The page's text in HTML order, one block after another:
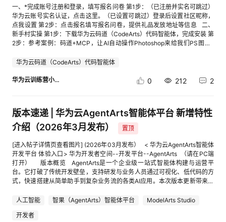
即用的分布式推理负载编排解决方案，旨在以客观的工程指标提升 LLM 在
生产环境中的实际运行效率。 了解完整的部署指南与架构细节，欢迎访
问 Kthena [3]官方文档或访问 GitHub 仓库 (volcano-sh/kthena[4])。 相
关链接： [1] Deepseek-v4部署脚本 modelserving:cid:link_0 [2]
Deepseek-v4部署脚本 router: cid:link_1 [3] Kthena官网:
迎Star★，Fork，来 Kthena 社区一起玩转LLM推理！ [进入帖子详情页查
看图片] 关注魔方公众号，获取更多前沿资讯 添加社区小助手k8s2222，进
入技术交流群 [进入帖子详情页查看图片]
定基础 前置准备 Windows 10/11操作系统 MaaS服务API Key，文本生成和
图片生成 华为云MaaS平台大模型Tokens福利领取： 1）方式一：登录华为
开发者空间，参考案例《华为开发者空间 - ModelArts Studio大模型通用代
金券领取使用指导》中的“二、 开通MaaS平台大模型”章节内容领取代金
券，下述案例以配置glm-5.1和qwen-image为例，建议在此开通这两个模
录华为开发者空间，参考案例《华为云MaaS平台大模型Tokens领取使用指
DeepSeek V3系列大模型Tokens代金券，购买ModelArts Studio
JiuwenSwarm产品页面：cid:link_5。 2.选择“Windows”平台，点击“立即
下载”按钮，下载安装包。 [进入帖子详情页查看图片] 3.安装包名称：
“JiuwenSwarm-setup-0.2.0.exe”（版本号可能更新）。 二、安装
JiuwenSwarm 1.双击下载的安装包启动安装程序，并根据提示完成安装。
2.建议安装目录使用默认路径。 3.建议使用默认配置安装。 三、完成
JiuwenSwarm配置 1.打开JiuwenSwarm客户端，点击左边侧栏“配置信
息”。 2.完成主对话模型配置和视觉模型配置，本次案例使用的华为云
ModelArts平台中提供MaaS服务，主对话模型使用glm-5.1，视觉理解模型
选择qwen-image，参考配置方式如下： [进入帖子详情页查看图片] 3.主对
息： [进入帖子详情页查看图片] 5.完成配置后，切记点击右上角的“保存”按
technical-blog-generator技能 1.点击左边侧栏的“技能”，并选择“技能广
一、*完成账号注册和登录，填写报名问卷 第1步：（已注册并实名可跳过）
华为云账号实名认证，点击这里。（已设置可跳过）登录后设置社区昵称，
点我设置 第2步：点击报名填写报名问卷，提供礼品发放地址等信息 二、
新手村实操 第1步：下载华为云码道（CodeArts）代码智能体，完成安装 第
2步：参考案例：码道+MCP，让AI自动操作Photoshop来给我们PS图片
实操截图需完整显示代码界面+用户名，将用于后续识别盖楼用户，获奖公
程 （1）投稿时间：2026年4月8日-4月10日 （2）联合评审：2026年4月
前50名，每人可获得价值50元华为云代金券。 注意事项： （1）有效参与
是指按照要求参与新手实操并完整截图。 （2）同一华为云账户可多次参与
实操，但仅限获奖一次。 （3）实操华为云账号需与问卷提交的华为云账号
一致。 （4）为了您顺利获取奖品，请关注站内私信，并加入【训练营】微
信群。 （5）发帖内容需遵守华为云社区规范，华为员工参与无效，违规将
取消资格。 【如您在体验中有任何产品问题，如发现任何体验不友好、产
品Bug、文档页面错漏等情况，欢迎参与训练营云声征集活动反馈给我们，
还有机会领取专属礼品！ 如有疑问，可扫描训练营二维码，加入活动交流
群，咨询华为云小助手。 [进入帖子详情页查看图片]
华为云码道（CodeArts）代码智能体
华为云训练营小助手 0 212 2
版本速递 | 华为云AgentArts智能体平台 新增特性
介绍（2026年3月发布）
置顶
[进入帖子详情页查看图片] (2026年03月发布） < 华为云AgentArts智能体
开发平台 体验入口> 华为开发者空间--开发平台--AgentArts （请在PC端
打开） 版本概览 AgentArts是一个企业级一站式智能体构建与运营平
台。它打破了传统开发壁垒，支持研发与业务人员通过可视化、低代码的方
式，快速搭建从简单助手到复杂业务流的各类AI应用。本次版本更新带来了
优化等，聚焦效率提升与场景扩展，为开发者带来更智能、更灵活的AI应用
用模板和插件预置内容，支持免费体验额度 业务价值：提供免费体验额度
人工智能 智果（AgentArts）智能体平台
ModelArts Studio
开发者